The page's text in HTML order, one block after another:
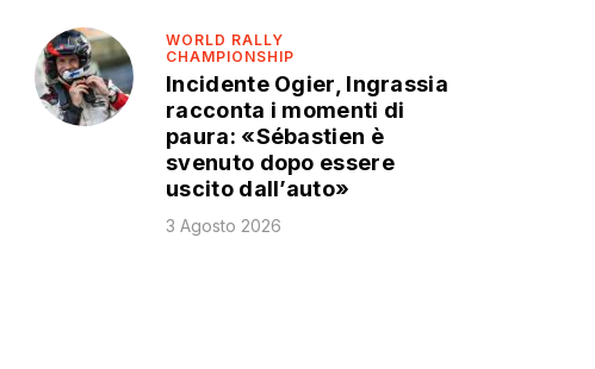
WORLD RALLY
CHAMPIONSHIP
Incidente Ogier, Ingrassia
racconta i momenti di
paura: «Sébastien è
svenuto dopo essere
uscito dall’auto»
3 Agosto 2026